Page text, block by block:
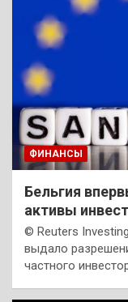
ФИНАНСЫ
Бельгия
активы
© Reuters
выдало
частного